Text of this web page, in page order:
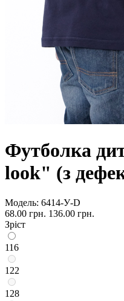
Футболка
look" (з
Модель: 6414-У-D
68.00 грн. 136.00 грн.
Зріст
116
122
128